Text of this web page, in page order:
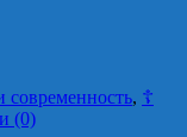
современность, ☦
(0)